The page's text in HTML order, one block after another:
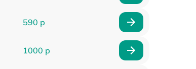
590 р
1000 р